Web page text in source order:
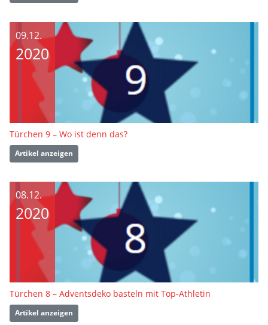
09.12.
2020
Türchen 9 – Wo ist denn das?
Artikel anzeigen
08.12.
2020
Türchen 8 – Adventsdeko basteln mit Top-Athletin
Artikel anzeigen